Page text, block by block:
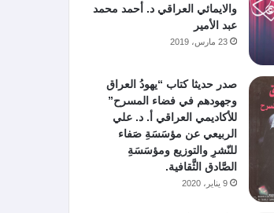
والايمائي العراقي د. أحمد محمد
عبد الأمير
23 مارس، 2019
صدر حديثا كتاب “يهودُ العراق
وجهودهم في فضاء المسرح”
للأكاديمي العراقي أ. د. علي
الربيعي عن مؤسَسَةِ صَفاء
للنّشرِ والتوزيع ومؤسَسَةِ
الصَّادق الثَّقافية.
9 يناير، 2020